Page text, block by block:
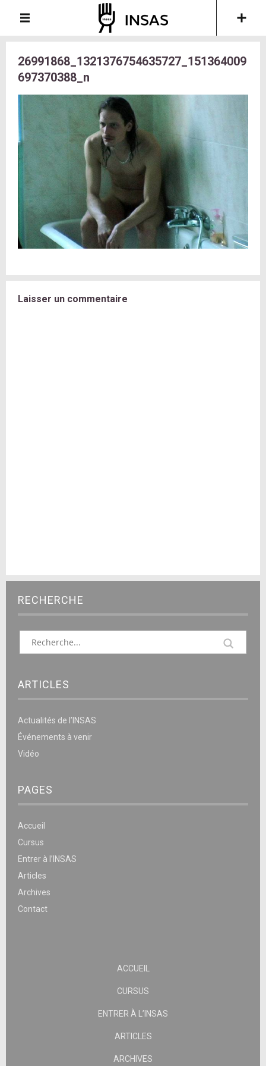
26991868_1321376754635727_151364009
697370388_n
Laisser un commentaire
RECHERCHE
ARTICLES
Actualités de l’INSAS
Événements à venir
Vidéo
PAGES
Accueil
Cursus
Entrer à l’INSAS
Articles
Archives
Contact
ACCUEIL
CURSUS
ENTRER À L’INSAS
ARTICLES
ARCHIVES